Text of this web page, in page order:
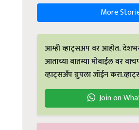
More
आम्ही व्हाट्सअप वर आहोत.
आताच्या बातम्या मोबाईल वर
व्हाट्सअँप ग्रुपला जॉईन
Join on